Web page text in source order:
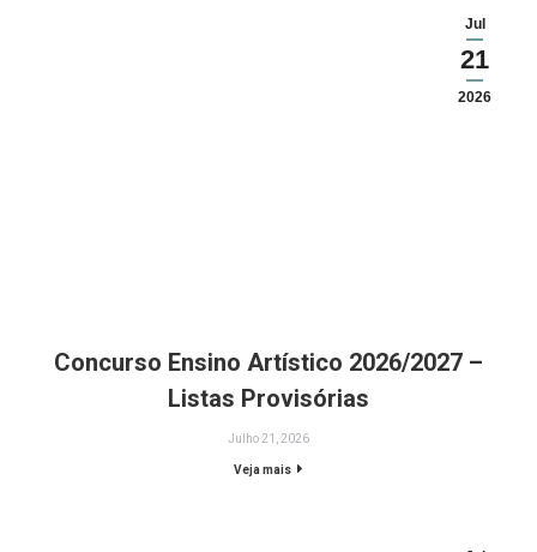
Jul
21
2026
Concurso Ensino Artístico 2026/2027 –
Listas Provisórias
Julho 21, 2026
Veja mais